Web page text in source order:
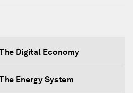
Digital Economy
Energy System